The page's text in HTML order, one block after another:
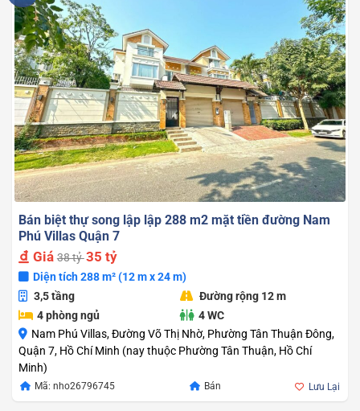
Bán biệt thự song lập lập 288 m2 mặt tiền đường Nam
Phú Villas Quận 7
Giá38 tỷ35 tỷ
Diện tích 288 m² (12 m x 24 m)
3,5 tầng
Đường rộng 12 m
4 phòng ngủ
4 WC
Nam Phú Villas, Đường Võ Thị Nhờ, Phường Tân Thuận Đông,
Quận 7, Hồ Chí Minh (nay thuộc Phường Tân Thuận, Hồ Chí
Minh)
Mã: nho26796745 Bán
Giá
gốc
Giá
hiện
Lưu Lại